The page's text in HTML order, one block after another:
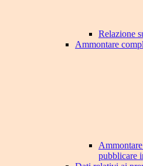
Relazione
Ammontare
pubblicare